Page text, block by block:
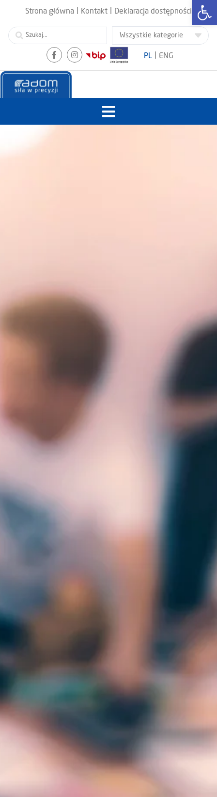
Strona główna Kontakt Deklaracja dostępności
PL ENG